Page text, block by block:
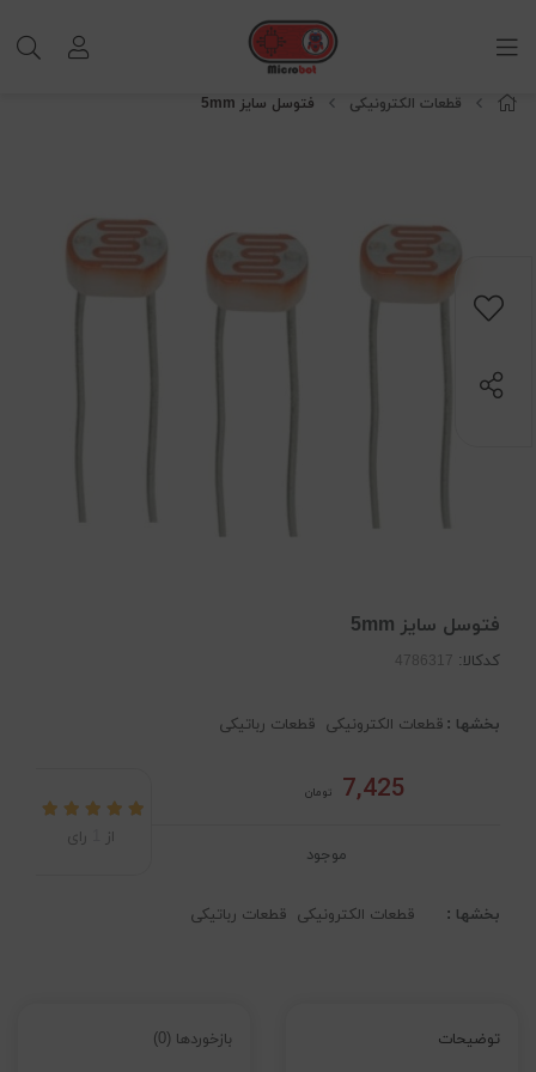
قطعات الکترونیکی فتوسل سایز 5mm
فتوسل سایز 5mm
کدکالا:
بخشها : قطعات الکترونیکی قطعات رباتیکی
7,425 تومان
موجود
از رای
بخشها : قطعات الکترونیکی قطعات رباتیکی
توضیحات بازخوردها (0)